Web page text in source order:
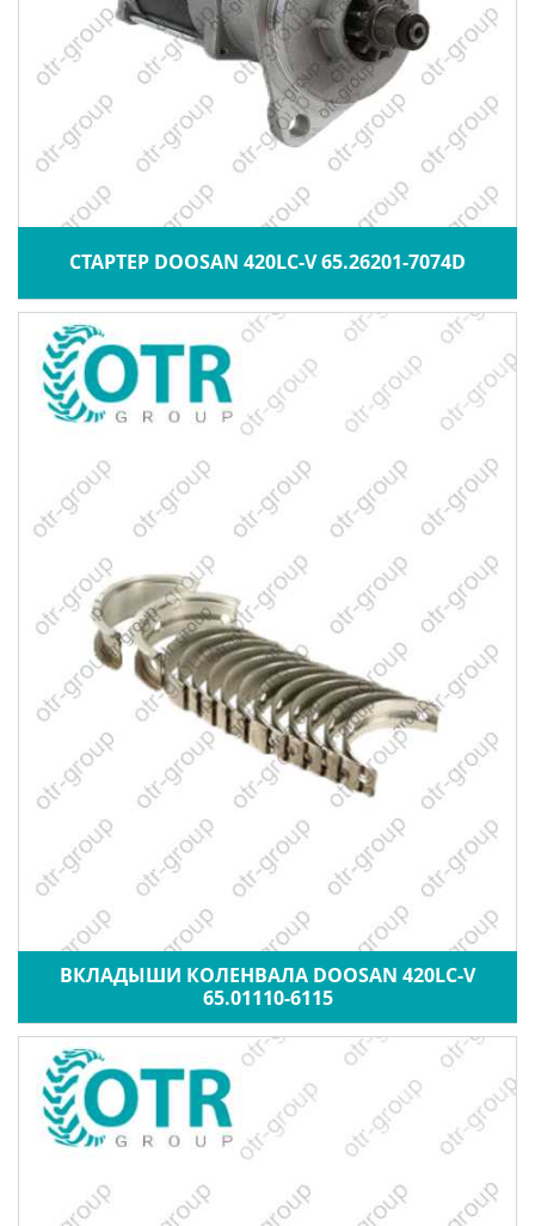
СТАРТЕР DOOSAN 420LC-V 65.26201-7074D
ВКЛАДЫШИ КОЛЕНВАЛА DOOSAN 420LC-V
65.01110-6115